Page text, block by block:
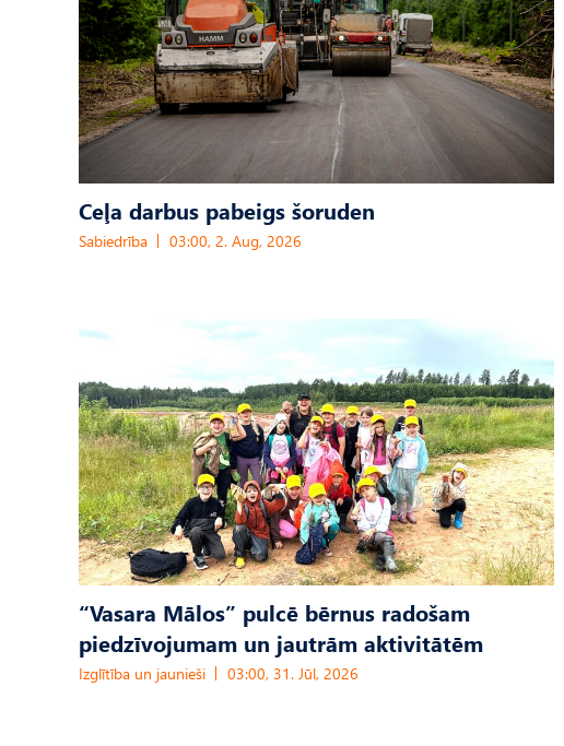
Ceļa darbus pabeigs šoruden
Sabiedrība 03:00, 2. Aug, 2026
“Vasara Mālos” pulcē bērnus radošam
piedzīvojumam un jautrām aktivitātēm
Izglītība un jaunieši 03:00, 31. Jūl, 2026